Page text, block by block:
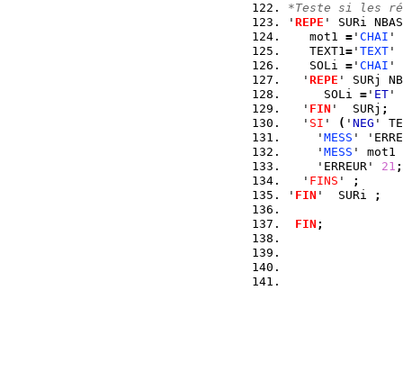
*Teste si les
' REPE ' SURi
   mot1
= ' CHAI '
   TEXT1
= ' TEXT '
   SOLi
= ' CHAI '
  '
REPE ' SURj
     SOLi
= ' ET '
  '
FIN '  SURj ;
  '
SI ' ( ' NEG '
    '
MESS '
    '
MESS '
    'ERREUR'
21 ;
  '
FINS '
;
' FIN '  SURi ;
FIN ;